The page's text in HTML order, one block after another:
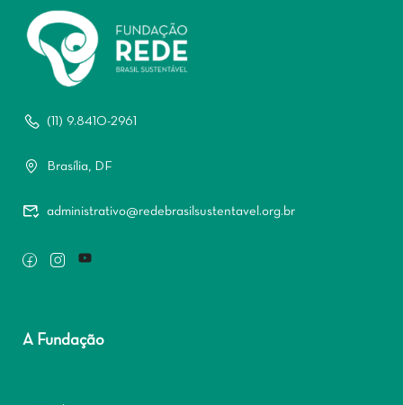
(11) 9.8410-2961
Brasília, DF
administrativo@redebrasilsustentavel.org.br
A Fundação